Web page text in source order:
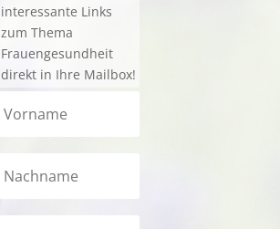
interessante Links
zum Thema
Frauengesundheit
direkt in Ihre Mailbox!